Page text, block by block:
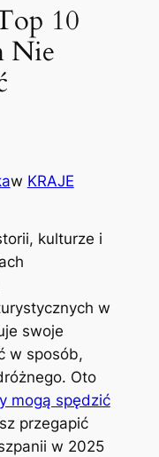
10
Nie
w KRAJE
kulturze i
w
swoje
w sposób,
Oto
mogą spędzić
przegapić
w 2025